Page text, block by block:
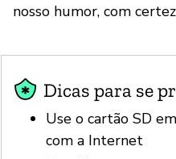
nosso humor, com
Dicas para se
Use o cartão SD
com a Internet